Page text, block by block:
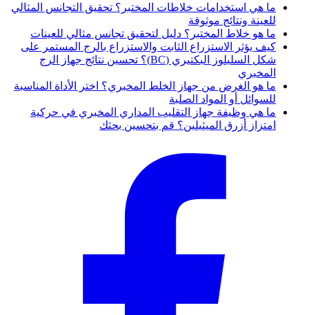
ما هي استخدامات خلاطات المختبر؟ تحقيق التجانس المثالي
للعينة ونتائج موثوقة
ما هو خلاط المختبر؟ دليل لتحقيق تجانس مثالي للعينات
كيف يؤثر الاستزراع الثابت والاستزراع بالرج المستمر على
شكل السليلوز البكتيري (BC)؟ تحسين نتائج جهاز الرج
المخبري
ما هو الغرض من جهاز الخلط المخبري؟ اختر الأداة المناسبة
للسوائل أو المواد الصلبة
ما هي وظيفة جهاز التقليب المداري المخبري في حركية
امتزاز أزرق الميثيلين؟ قم بتحسين بحثك